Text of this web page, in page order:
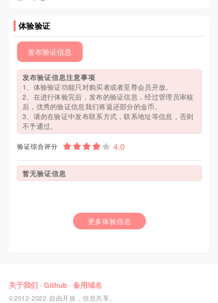
体验验证
发布验证信息
发布验证信息注意事项
1、体验验证功能只对购买者或者至尊会员开放。
2、在进行体验完后，发布的验证信息，经过管理员审核
后，优秀的验证信息我们将返还部分的金币。
3、请勿在验证中发布联系方式，联系地址等信息，否则
不予通过。
验证综合评分
暂无验证信息
更多体验信息
关于我们 · Github· 备用域名
©2012-2022 自由开放，信息共享。